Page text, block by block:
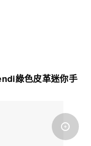
綠色皮革迷你手